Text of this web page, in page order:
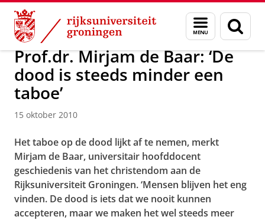
Skip
Content
Skip
Navigation
Menu
en
zoeken
Over ons Actueel Nieuws Nieuwsberichten
Prof.dr. Mirjam de Baar: ‘De
dood is steeds minder een
taboe’
15 oktober 2010
Het taboe op de dood lijkt af te nemen, merkt
Mirjam de Baar, universitair hoofddocent
geschiedenis van het christendom aan de
Rijksuniversiteit Groningen. ‘Mensen blijven het eng
vinden. De dood is iets dat we nooit kunnen
accepteren, maar we maken het wel steeds meer